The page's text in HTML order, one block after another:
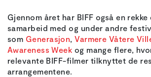
Gjennom året har BIFF også en
samarbeid med og under andre
som Generasjon,Varmere Våtere
Awareness Week og mange flere,
relevante BIFF-filmer tilknyttet de
arrangementene.